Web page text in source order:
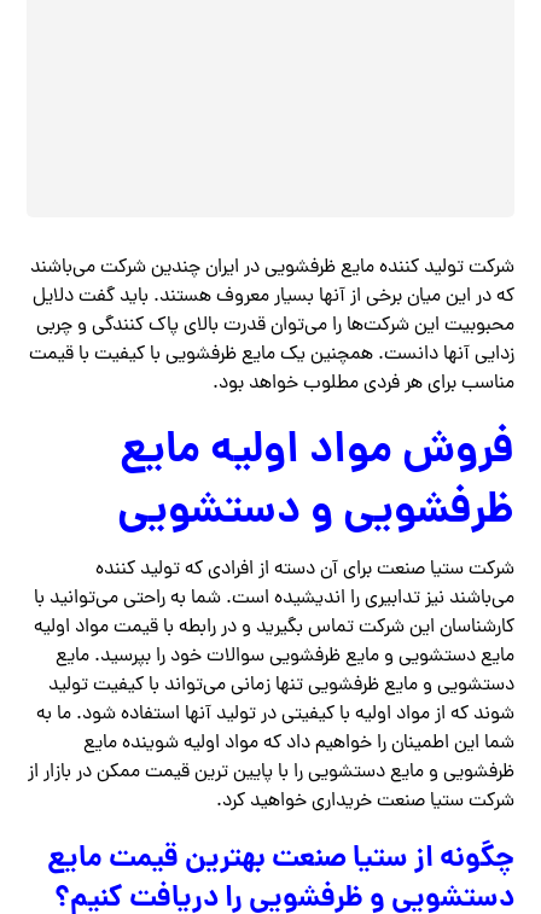
شرکت تولید کننده مایع ظرفشویی در ایران چندین شرکت می‌باشند
که در این میان برخی از آنها بسیار معروف هستند. باید گفت دلایل
محبوبیت این شرکت‌ها را می‌توان قدرت بالای پاک کنندگی و چربی
زدایی آنها دانست. همچنین یک مایع ظرفشویی با کیفیت با قیمت
مناسب برای هر فردی مطلوب خواهد بود.
فروش مواد اولیه مایع
ظرفشویی و دستشویی
شرکت ستیا صنعت برای آن دسته از افرادی که تولید کننده
می‌باشند نیز تدابیری را اندیشیده است. شما به راحتی می‌توانید با
کارشناسان این شرکت تماس بگیرید و در رابطه با قیمت مواد اولیه
مایع دستشویی و مایع ظرفشویی سوالات خود را بپرسید. مایع
دستشویی و مایع ظرفشویی تنها زمانی می‌تواند با کیفیت تولید
شوند که از مواد اولیه با کیفیتی در تولید آنها استفاده شود. ما به
شما این اطمینان را خواهیم داد که مواد اولیه شوینده مایع
ظرفشویی و مایع دستشویی را با پایین ترین قیمت ممکن در بازار از
شرکت ستیا صنعت خریداری خواهید کرد.
چگونه از ستیا صنعت بهترین قیمت مایع
دستشویی و ظرفشویی را دریافت کنیم؟